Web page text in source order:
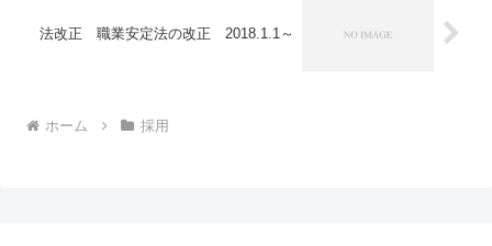
法改正 職業安定法の改正 2018.1.1～
ホーム 採用